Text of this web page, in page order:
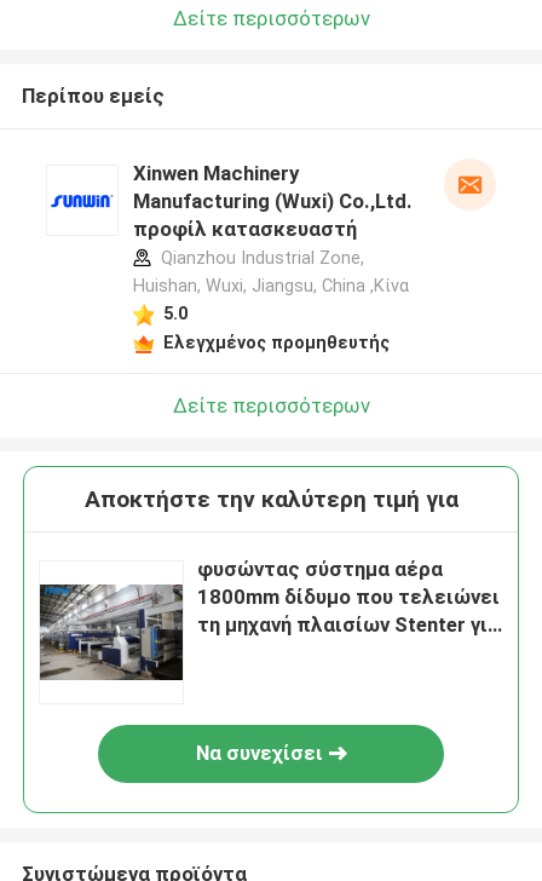
Δείτε περισσότερων
Περίπου εμείς
Xinwen Machinery
Manufacturing (Wuxi) Co.,Ltd.
προφίλ κατασκευαστή
Qianzhou Industrial Zone,
Huishan, Wuxi, Jiangsu, China ,Κίνα
5.0
Ελεγχμένος προμηθευτής
Δείτε περισσότερων
Αποκτήστε την καλύτερη τιμή για
φυσώντας σύστημα αέρα
1800mm δίδυμο που τελειώνει
τη μηχανή πλαισίων Stenter για
Να συνεχίσει
Συνιστώμενα προϊόντα